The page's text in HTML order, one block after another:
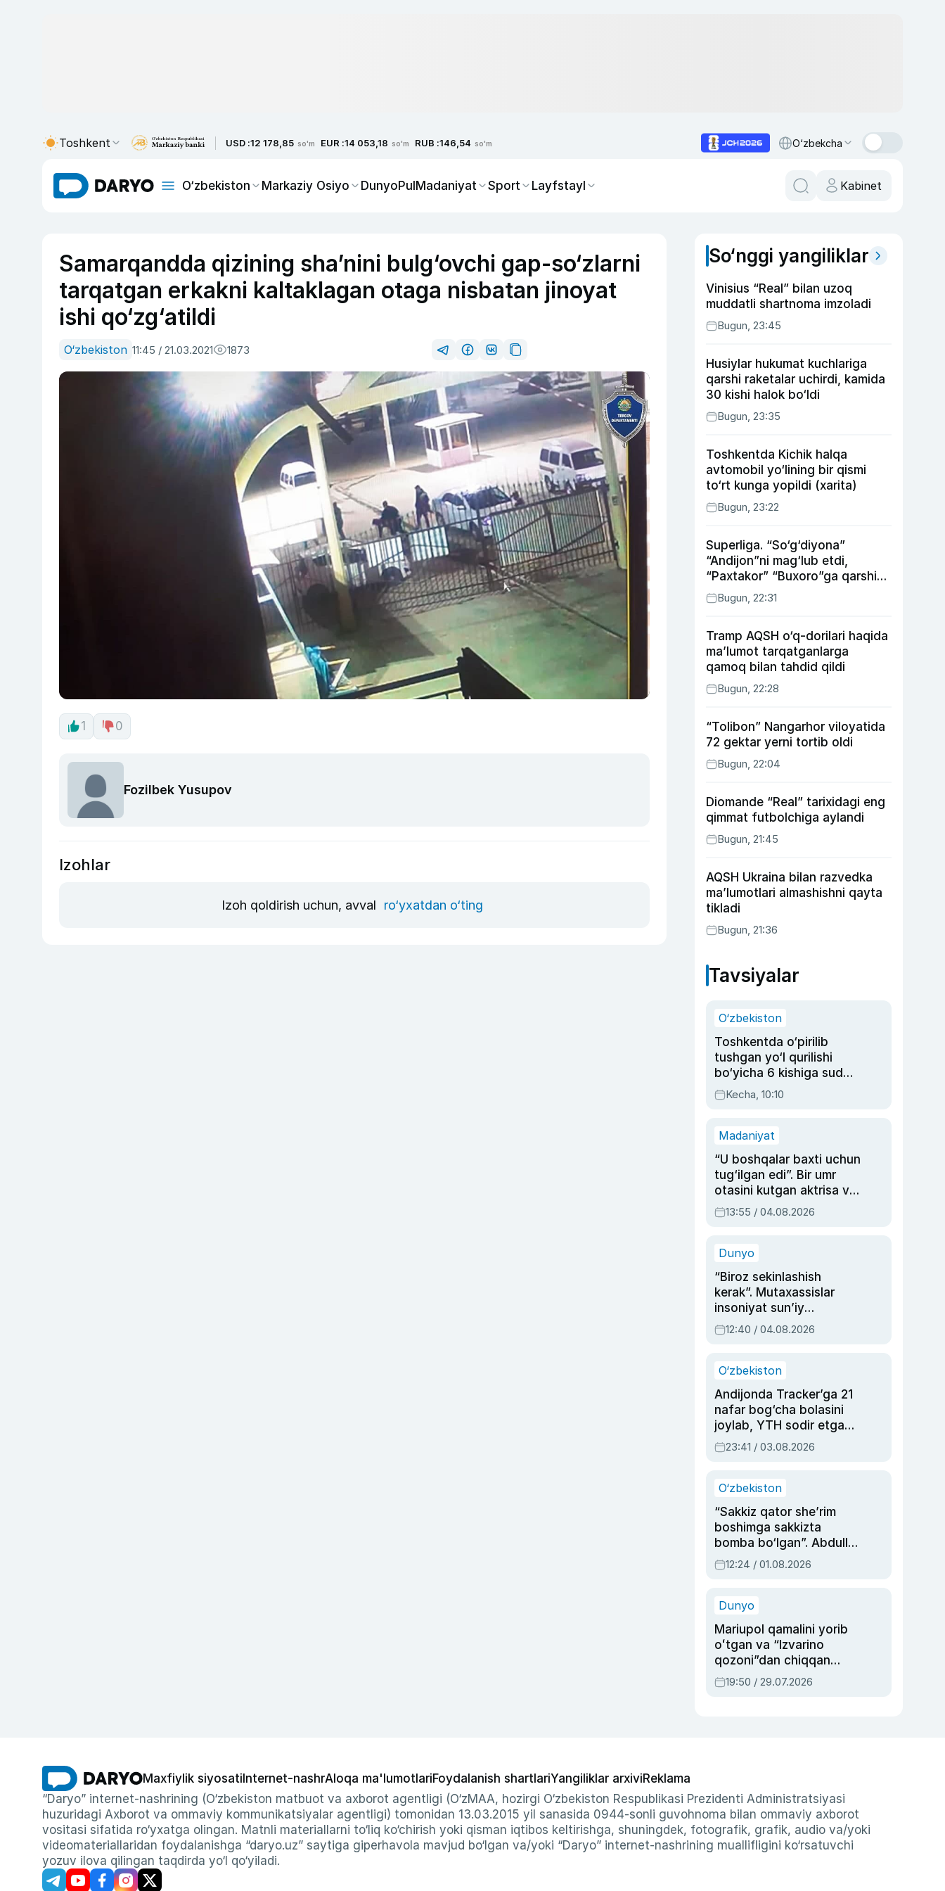
Toshkent USD :12 178,85 so'm EUR :14 053,18 so'm RUB :146,54 so'm O‘zbekcha
O‘zbekiston Markaziy Osiyo DunyoPulMadaniyat Sport Layfstayl Kabinet
Samarqandda qizining sha’nini bulg‘ovchi gap-so‘zlarni
tarqatgan erkakni kaltaklagan otaga nisbatan jinoyat
ishi qo‘zg‘atildi
O‘zbekiston 11:45 / 21.03.2021 1873
1 0
Fozilbek Yusupov
Izohlar
Izoh qoldirish uchun, avval ro‘yxatdan o‘ting
So‘nggi yangiliklar
Vinisius “Real” bilan uzoq
muddatli shartnoma imzoladi
Bugun, 23:45
Husiylar hukumat kuchlariga
qarshi raketalar uchirdi, kamida
30 kishi halok bo‘ldi
Bugun, 23:35
Toshkentda Kichik halqa
avtomobil yo‘lining bir qismi
to‘rt kunga yopildi (xarita)
Bugun, 23:22
Superliga. “So‘g‘diyona”
“Andijon”ni mag‘lub etdi,
“Paxtakor” “Buxoro”ga qarshi
bahsda g‘alabani qo‘ldan
chiqardi
Bugun, 22:31
Tramp AQSH o‘q-dorilari haqida
ma’lumot tarqatganlarga
qamoq bilan tahdid qildi
Bugun, 22:28
“Tolibon” Nangarhor viloyatida
72 gektar yerni tortib oldi
Bugun, 22:04
Diomande “Real” tarixidagi eng
qimmat futbolchiga aylandi
Bugun, 21:45
AQSH Ukraina bilan razvedka
ma’lumotlari almashishni qayta
tikladi
Bugun, 21:36
Tavsiyalar
O‘zbekiston
Toshkentda o‘pirilib
tushgan yo‘l qurilishi
bo‘yicha 6 kishiga sud
hukmi o‘qildi
Kecha, 10:10
Madaniyat
“U boshqalar baxti uchun
tug‘ilgan edi”. Bir umr
otasini kutgan aktrisa va
dublyaj ustasi Rimma
Ahmedovaning
13:55 / 04.08.2026
Dunyo
“Biroz sekinlashish
kerak”. Mutaxassislar
insoniyat sun’iy
intellektni boshqara
olmay qolishidan xavotir
12:40 / 04.08.2026
O‘zbekiston
Andijonda Tracker’ga 21
nafar bog‘cha bolasini
joylab, YTH sodir etgan
ayolga sud hukmi o‘qildi
23:41 / 03.08.2026
O‘zbekiston
“Sakkiz qator she’rim
boshimga sakkizta
bomba bo‘lgan”. Abdulla
Oripovni siyosiy
ayblovlardan asrab
12:24 / 01.08.2026
Dunyo
Mariupol qamalini yorib
oʻtgan va “Izvarino
qozoni”dan chiqqan
qahramon — Ukraina
armiyasi bosh
19:50 / 29.07.2026
Maxfiylik siyosati Internet-nashrAloqa ma'lumotlariFoydalanish shartlariYangiliklar arxiviReklama
“Daryo” internet-nashrining (O‘zbekiston matbuot va axborot agentligi (O‘zMAA, hozirgi O‘zbekiston Respublikasi Prezidenti Administratsiyasi
huzuridagi Axborot va ommaviy kommunikatsiyalar agentligi) tomonidan 13.03.2015 yil sanasida 0944-sonli guvohnoma bilan ommaviy axborot
vositasi sifatida ro‘yxatga olingan. Matnli materiallarni to‘liq ko‘chirish yoki qisman iqtibos keltirishga, shuningdek, fotografik, grafik, audio va/yoki
videomateriallaridan foydalanishga “daryo.uz” saytiga giperhavola mavjud bo‘lgan va/yoki “Daryo” internet-nashrining muallifligini ko‘rsatuvchi
yozuv ilova qilingan taqdirda yo‘l qo‘yiladi.